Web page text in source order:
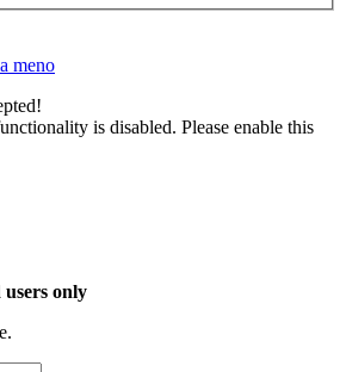
meno
is disabled. Please enable this
only